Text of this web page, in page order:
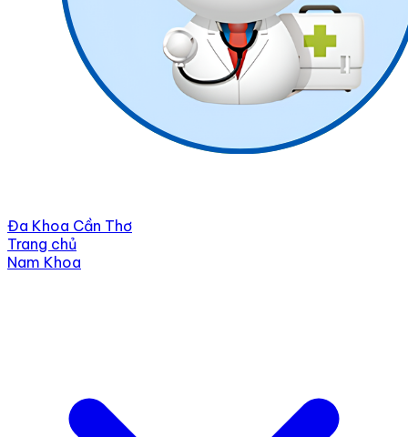
Đa Khoa Cần Thơ
Trang chủ
Nam Khoa